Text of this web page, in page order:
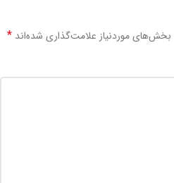
بخش‌های موردنیاز علامت‌گذاری شده‌اند *